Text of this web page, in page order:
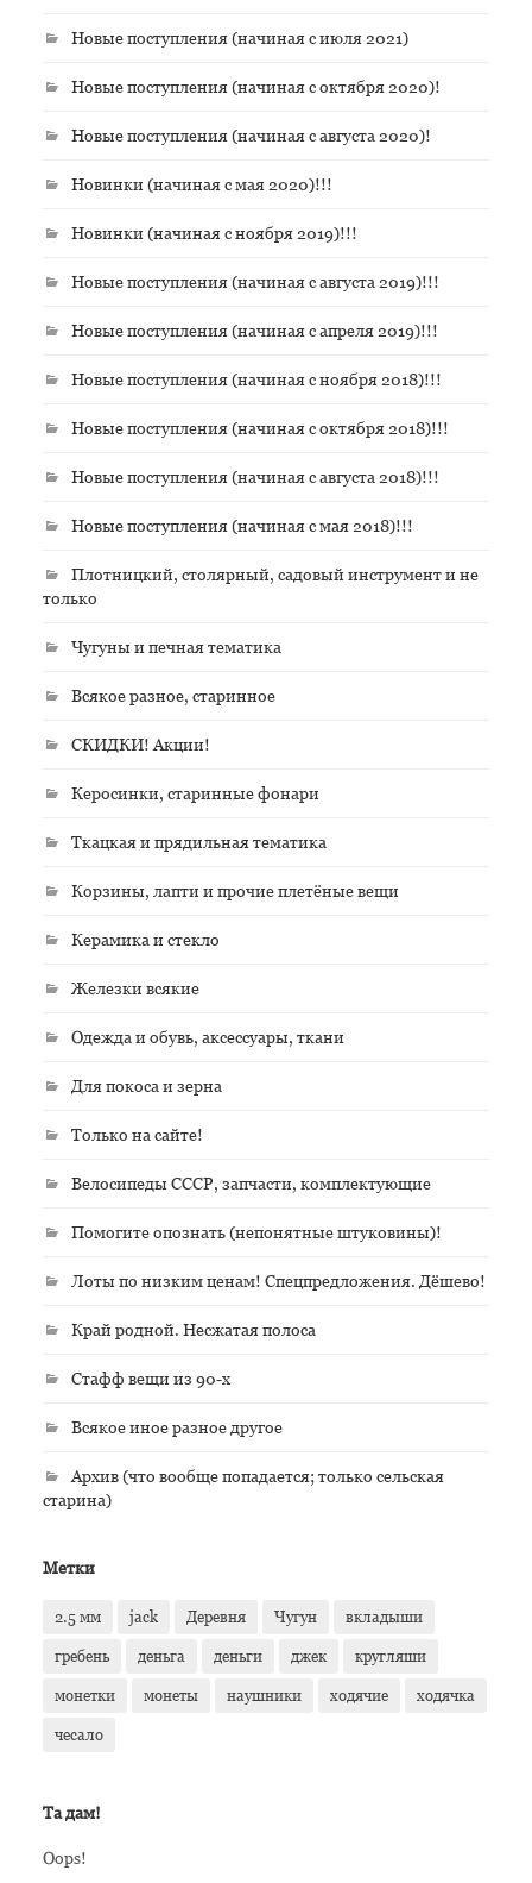
Новые поступления (начиная с июля 2021)
Новые поступления (начиная с октября 2020)!
Новые поступления (начиная с августа 2020)!
Новинки (начиная с мая 2020)!!!
Новинки (начиная с ноября 2019)!!!
Новые поступления (начиная с августа 2019)!!!
Новые поступления (начиная с апреля 2019)!!!
Новые поступления (начиная с ноября 2018)!!!
Новые поступления (начиная с октября 2018)!!!
Новые поступления (начиная с августа 2018)!!!
Новые поступления (начиная с мая 2018)!!!
Плотницкий, столярный, садовый инструмент и не
только
Чугуны и печная тематика
Всякое разное, старинное
СКИДКИ! Акции!
Керосинки, старинные фонари
Ткацкая и прядильная тематика
Корзины, лапти и прочие плетёные вещи
Керамика и стекло
Железки всякие
Одежда и обувь, аксессуары, ткани
Для покоса и зерна
Только на сайте!
Велосипеды СССР, запчасти, комплектующие
Помогите опознать (непонятные штуковины)!
Лоты по низким ценам! Спецпредложения. Дёшево!
Край родной. Несжатая полоса
Стафф вещи из 90-х
Всякое иное разное другое
Архив (что вообще попадается; только сельская
старина)
Метки
2.5 мм jack Деревня Чугун вкладыши
гребень деньга деньги джек кругляши
монетки монеты наушники ходячие ходячка
чесало
Та дам!
Oops!